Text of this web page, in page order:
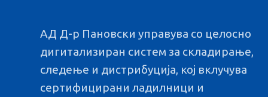
АД Д-р Пановски управува со целосно
дигитализиран систем за складирање,
следење и дистрибуција, кој вклучува
сертифицирани ладилници и